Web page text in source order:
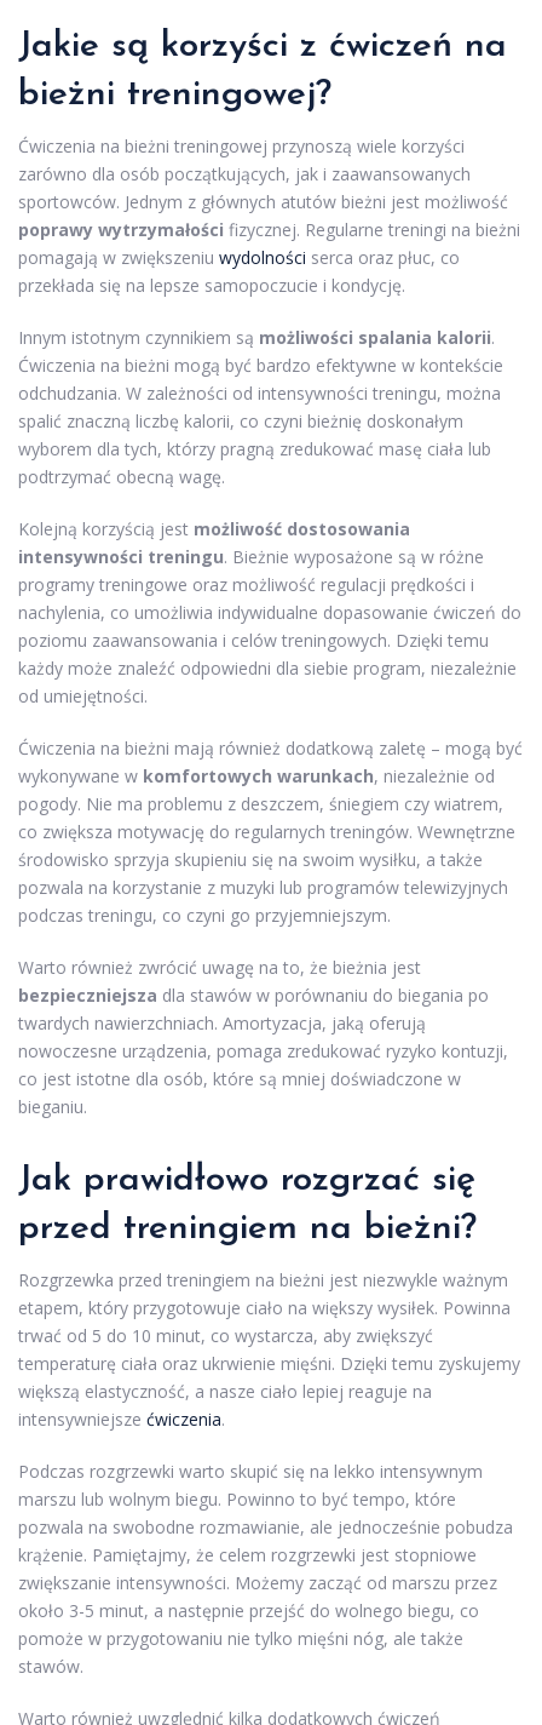
Jakie są korzyści z ćwiczeń na
bieżni treningowej?
Ćwiczenia na bieżni treningowej przynoszą wiele korzyści
zarówno dla osób początkujących, jak i zaawansowanych
sportowców. Jednym z głównych atutów bieżni jest możliwość
poprawy wytrzymałości fizycznej. Regularne treningi na bieżni
pomagają w zwiększeniu wydolności serca oraz płuc, co
przekłada się na lepsze samopoczucie i kondycję.
Innym istotnym czynnikiem są możliwości spalania kalorii.
Ćwiczenia na bieżni mogą być bardzo efektywne w kontekście
odchudzania. W zależności od intensywności treningu, można
spalić znaczną liczbę kalorii, co czyni bieżnię doskonałym
wyborem dla tych, którzy pragną zredukować masę ciała lub
podtrzymać obecną wagę.
Kolejną korzyścią jest możliwość dostosowania
intensywności treningu. Bieżnie wyposażone są w różne
programy treningowe oraz możliwość regulacji prędkości i
nachylenia, co umożliwia indywidualne dopasowanie ćwiczeń do
poziomu zaawansowania i celów treningowych. Dzięki temu
każdy może znaleźć odpowiedni dla siebie program, niezależnie
od umiejętności.
Ćwiczenia na bieżni mają również dodatkową zaletę – mogą być
wykonywane w komfortowych warunkach, niezależnie od
pogody. Nie ma problemu z deszczem, śniegiem czy wiatrem,
co zwiększa motywację do regularnych treningów. Wewnętrzne
środowisko sprzyja skupieniu się na swoim wysiłku, a także
pozwala na korzystanie z muzyki lub programów telewizyjnych
podczas treningu, co czyni go przyjemniejszym.
Warto również zwrócić uwagę na to, że bieżnia jest
bezpieczniejsza dla stawów w porównaniu do biegania po
twardych nawierzchniach. Amortyzacja, jaką oferują
nowoczesne urządzenia, pomaga zredukować ryzyko kontuzji,
co jest istotne dla osób, które są mniej doświadczone w
bieganiu.
Jak prawidłowo rozgrzać się
przed treningiem na bieżni?
Rozgrzewka przed treningiem na bieżni jest niezwykle ważnym
etapem, który przygotowuje ciało na większy wysiłek. Powinna
trwać od 5 do 10 minut, co wystarcza, aby zwiększyć
temperaturę ciała oraz ukrwienie mięśni. Dzięki temu zyskujemy
większą elastyczność, a nasze ciało lepiej reaguje na
intensywniejsze ćwiczenia.
Podczas rozgrzewki warto skupić się na lekko intensywnym
marszu lub wolnym biegu. Powinno to być tempo, które
pozwala na swobodne rozmawianie, ale jednocześnie pobudza
krążenie. Pamiętajmy, że celem rozgrzewki jest stopniowe
zwiększanie intensywności. Możemy zacząć od marszu przez
około 3-5 minut, a następnie przejść do wolnego biegu, co
pomoże w przygotowaniu nie tylko mięśni nóg, ale także
stawów.
Warto również uwzględnić kilka dodatkowych ćwiczeń